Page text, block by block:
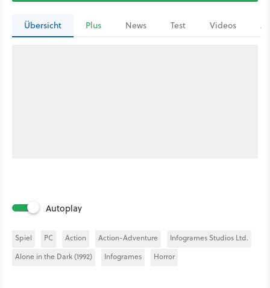
Übersicht Plus News Test Videos
Autoplay
Spiel PC Action Action-Adventure
Infogrames Studios Ltd.
Alone in the Dark (1992)
Infogrames Horror